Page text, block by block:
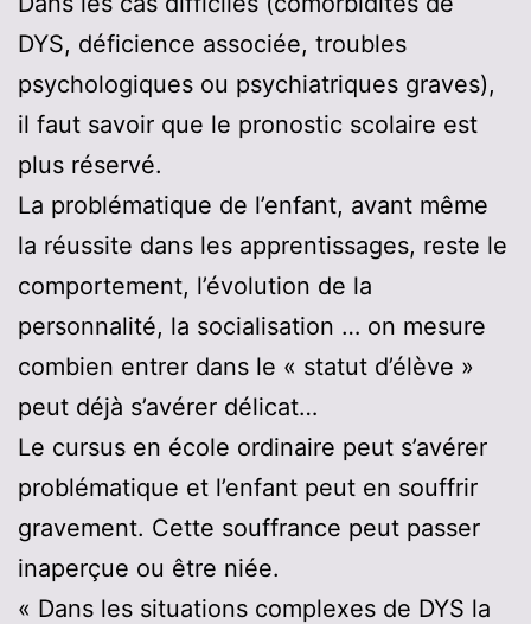
DYS, déficience associée, troubles
psychologiques ou psychiatriques graves),
il faut savoir que le pronostic scolaire est
plus réservé.
La problématique de l’enfant, avant même
la réussite dans les apprentissages, reste le
comportement, l’évolution de la
personnalité, la socialisation … on mesure
combien entrer dans le « statut d’élève »
peut déjà s’avérer délicat…
Le cursus en école ordinaire peut s’avérer
problématique et l’enfant peut en souffrir
gravement. Cette souffrance peut passer
inaperçue ou être niée.
« Dans les situations complexes de DYS la